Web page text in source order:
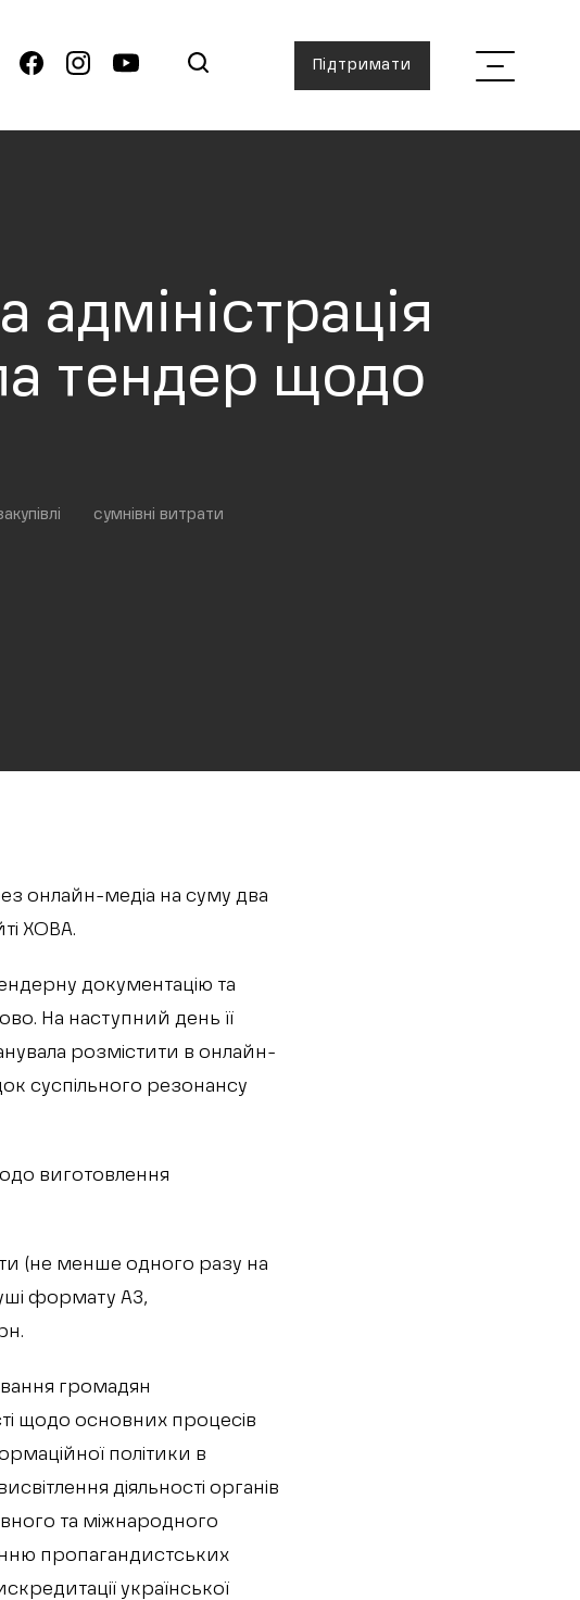
Підтримати
адміністрація
тендер щодо
сумнівні витрати
онлайн-медіа на суму два
ХОВА.
документацію та
На наступний день її
розмістити в онлайн-
суспільного резонансу
виготовлення
(не менше одного разу на
формату А3,
громадян
щодо основних процесів
політики в
діяльності органів
та міжнародного
пропагандистських
української